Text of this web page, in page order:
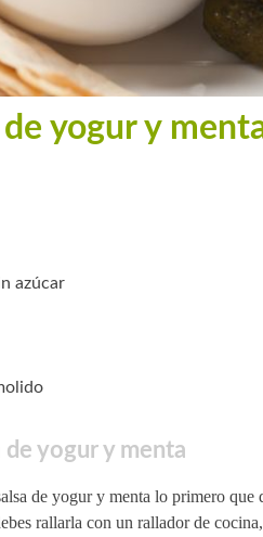
de yogur y
azúcar
de yogur y menta
de yogur y menta lo primero que
rallarla con un rallador de